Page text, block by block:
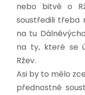
nebo bitvě o
soustředili třeba
na tu
na ty, které se
Ržev.
Asi by to mělo
přednostně